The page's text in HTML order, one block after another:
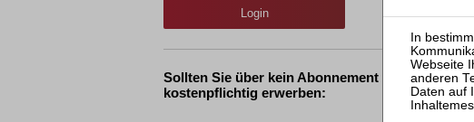
Login
Sollten Sie über kein Abonnement verfügen,
kostenpflichtig erwerben: